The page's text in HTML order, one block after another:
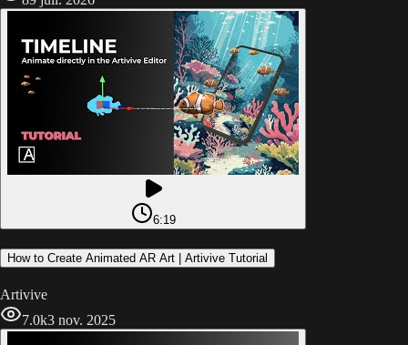
6:19
How to Create Animated AR Art | Artivive Tutorial
Artivive
7.0k3 nov. 2025